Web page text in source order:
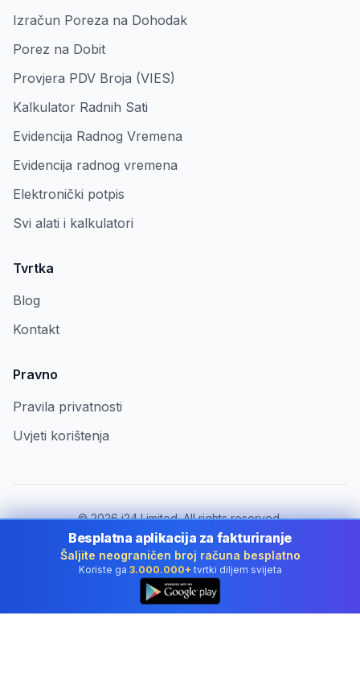
Izračun Poreza na Dohodak
Porez na Dobit
Provjera PDV Broja (VIES)
Kalkulator Radnih Sati
Evidencija Radnog Vremena
Evidencija radnog vremena
Elektronički potpis
Svi alati i kalkulatori
Tvrtka
Blog
Kontakt
Pravno
Pravila privatnosti
Uvjeti korištenja
©2026i24 Limited. All rights reserved.
Za tvrtke u Croatia
Promijeni državu:
Croatia
Besplatna aplikacija za fakturiranje
Šaljite neograničen broj računa besplatno
Koriste ga 3.000.000+ tvrtki diljem svijeta